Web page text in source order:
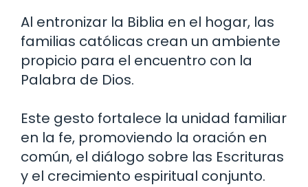
Al entronizar la Biblia en el hogar, las
familias católicas crean un ambiente
propicio para el encuentro con la
Palabra de Dios.
Este gesto fortalece la unidad familiar
en la fe, promoviendo la oración en
común, el diálogo sobre las Escrituras
y el crecimiento espiritual conjunto.